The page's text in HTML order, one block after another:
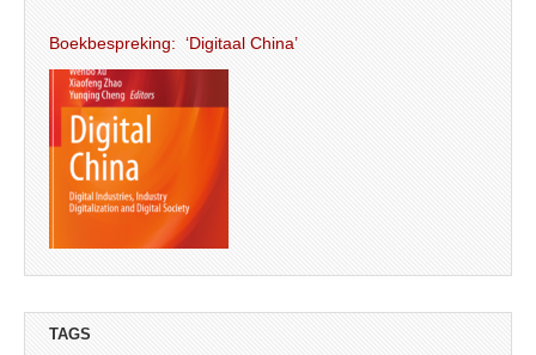
Boekbespreking: ‘Digitaal China’
TAGS